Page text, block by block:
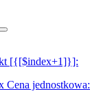
[{[$index+1]}]:
Cena jednostkowa: